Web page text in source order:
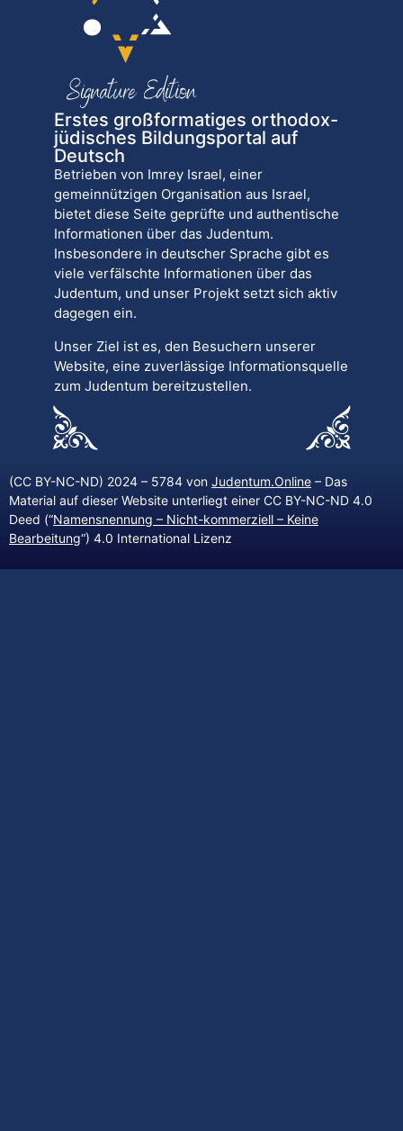
Erstes großformatiges orthodox-
jüdisches Bildungsportal auf
Deutsch
Betrieben von Imrey Israel, einer
gemeinnützigen Organisation aus Israel,
bietet diese Seite geprüfte und authentische
Informationen über das Judentum.
Insbesondere in deutscher Sprache gibt es
viele verfälschte Informationen über das
Judentum, und unser Projekt setzt sich aktiv
dagegen ein.
Unser Ziel ist es, den Besuchern unserer
Website, eine zuverlässige Informationsquelle
zum Judentum bereitzustellen.
(CC BY-NC-ND) 2024 – 5784 von Judentum.Online – Das
Material auf dieser Website unterliegt einer CC BY-NC-ND 4.0
Deed (“Namensnennung – Nicht-kommerziell – Keine
Bearbeitung“) 4.0 International Lizenz